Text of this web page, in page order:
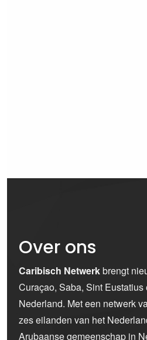
Over ons
Caribisch Netwerkbrengt
Curaçao, Saba, Sint
Nederland. Met een netwerk
zes eilanden van het
Arubaanse gemeenschap in